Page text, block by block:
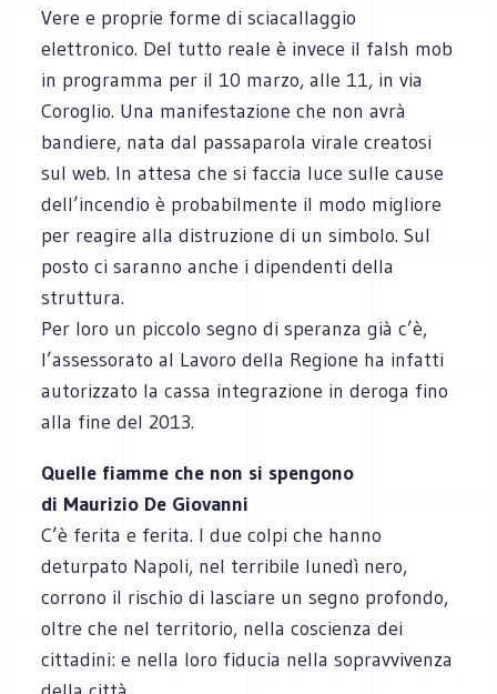
Vere e proprie forme di sciacallaggio
elettronico. Del tutto reale è invece il falsh mob
in programma per il 10 marzo, alle 11, in via
Coroglio. Una manifestazione che non avrà
bandiere, nata dal passaparola virale creatosi
sul web. In attesa che si faccia luce sulle cause
dell’incendio è probabilmente il modo migliore
per reagire alla distruzione di un simbolo. Sul
posto ci saranno anche i dipendenti della
struttura.
Per loro un piccolo segno di speranza già c’è,
l’assessorato al Lavoro della Regione ha infatti
autorizzato la cassa integrazione in deroga fino
alla fine del 2013.
Quelle fiamme che non si spengono
di Maurizio De Giovanni
C’è ferita e ferita. I due colpi che hanno
deturpato Napoli, nel terribile lunedì nero,
corrono il rischio di lasciare un segno profondo,
oltre che nel territorio, nella coscienza dei
cittadini: e nella loro fiducia nella sopravvivenza